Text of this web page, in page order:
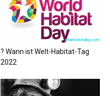
? Wann ist Welt-Habitat-Tag
2022